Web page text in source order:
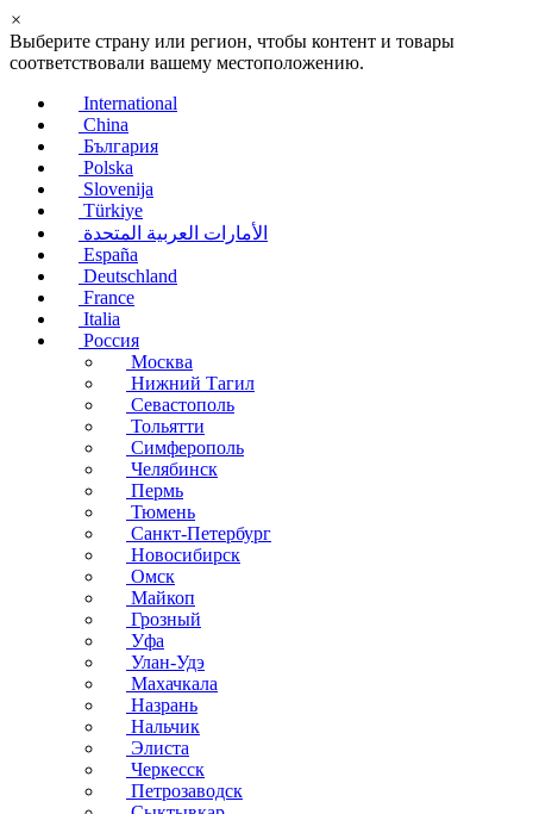
×
Выберите страну или регион, чтобы контент и товары
соответствовали вашему местоположению.
International
China
България
Polska
Slovenija
Türkiye
الأمارات العربية المتحدة
España
Deutschland
France
Italia
Россия
Москва
Нижний Тагил
Севастополь
Тольятти
Симферополь
Челябинск
Пермь
Тюмень
Санкт-Петербург
Новосибирск
Омск
Майкоп
Грозный
Уфа
Улан-Удэ
Махачкала
Назрань
Нальчик
Элиста
Черкесск
Петрозаводск